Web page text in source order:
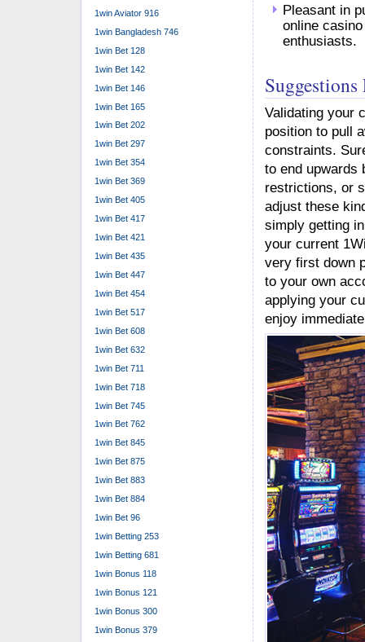
Pleasant in
online
enthusiasts.
Validating your
position to pull
constraints.
to end upwards
restrictions, or
adjust these
simply getting
your current
very first down
to your own
applying your
enjoy
1win Aviator 916
1win Bangladesh 746
1win Bet 128
1win Bet 142
1win Bet 146
1win Bet 165
1win Bet 202
1win Bet 297
1win Bet 354
1win Bet 369
1win Bet 405
1win Bet 417
1win Bet 421
1win Bet 435
1win Bet 447
1win Bet 454
1win Bet 517
1win Bet 608
1win Bet 632
1win Bet 711
1win Bet 718
1win Bet 745
1win Bet 762
1win Bet 845
1win Bet 875
1win Bet 883
1win Bet 884
1win Bet 96
1win Betting 253
1win Betting 681
1win Bonus 118
1win Bonus 121
1win Bonus 300
1win Bonus 379